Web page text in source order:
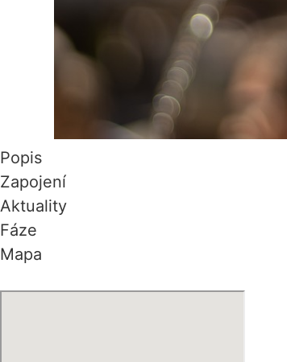
Popis
Zapojení
Aktuality
Fáze
Mapa